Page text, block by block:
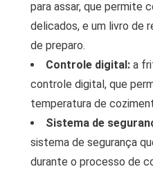
para assar, que permite
delicados, e um livro de
de preparo.
Controle digital: a
controle digital, que
temperatura de
Sistema de
sistema de segurança
durante o processo de